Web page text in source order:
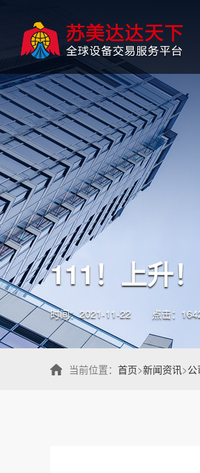
111！上升！
时间：2021-11-22 点击：
当前位置： 首页>新闻资讯>